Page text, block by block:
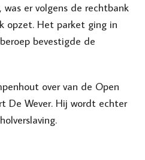
was er volgens de rechtbank
opzet. Het parket ging in
bevestigde de
over van de Open
De Wever. Hij wordt echter